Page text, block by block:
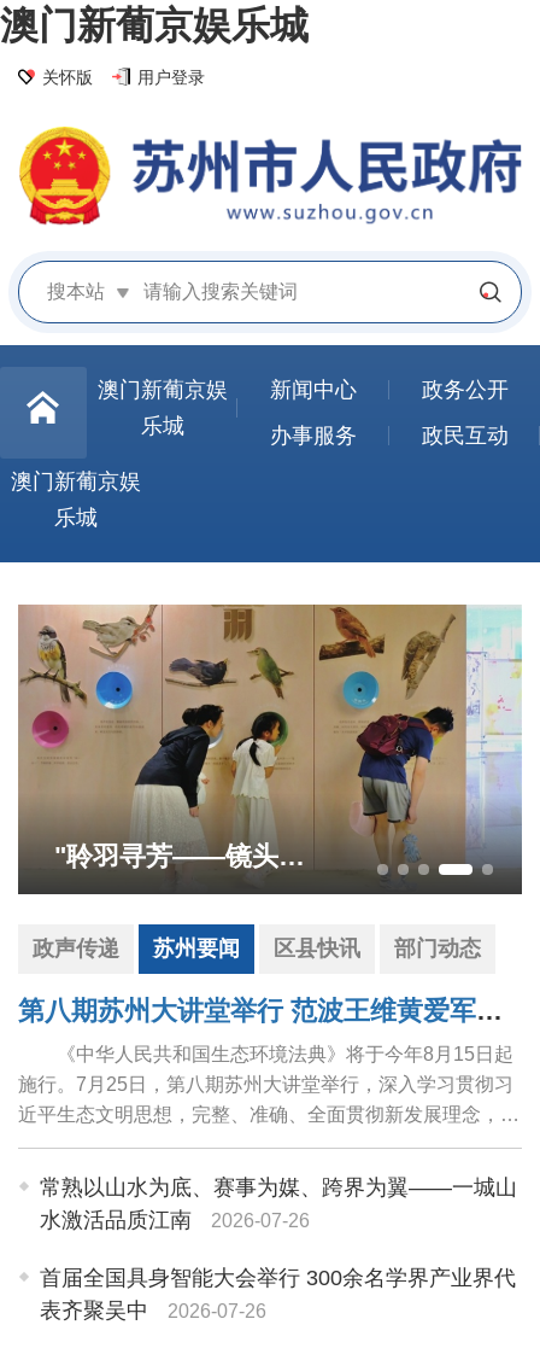
澳门新葡京娱乐城
关怀版 用户登录
搜本站
澳门新葡京娱
乐城
新闻中心
政务公开
办事服务
政民互动
澳门新葡京娱
乐城
"聆羽寻芳——镜头下的苏州自然笔记"展览于狮山文化广场启幕
政声传递 苏州要闻 区县快讯 部门动态
第八期苏州大讲堂举行 范波王维黄爱军朱民参加学习
《中华人民共和国生态环境法典》将于今年8月15日起
施行。7月25日，第八期苏州大讲堂举行，深入学习贯彻习
近平生态文明思想，完整、准确、全面贯彻新发展理念，更
好理解把握《中华人民共和国生态环境法典》精神，进一步
提升干部队伍法治素养、专业能力，加快推...
常熟以山水为底、赛事为媒、跨界为翼——一城山
水激活品质江南
2026-07-26
首届全国具身智能大会举行 300余名学界产业界代
表齐聚吴中
2026-07-26